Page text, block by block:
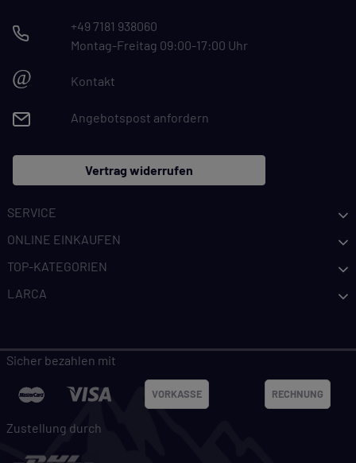
+49 7181 938060
Montag-Freitag 09:00-17:00 Uhr
@ Kontakt
Angebotspost anfordern
Vertrag widerrufen
SERVICE
ONLINE EINKAUFEN
TOP-KATEGORIEN
LARCA
Sicher bezahlen mit
VORKASSE RECHNUNG
Zustellung durch